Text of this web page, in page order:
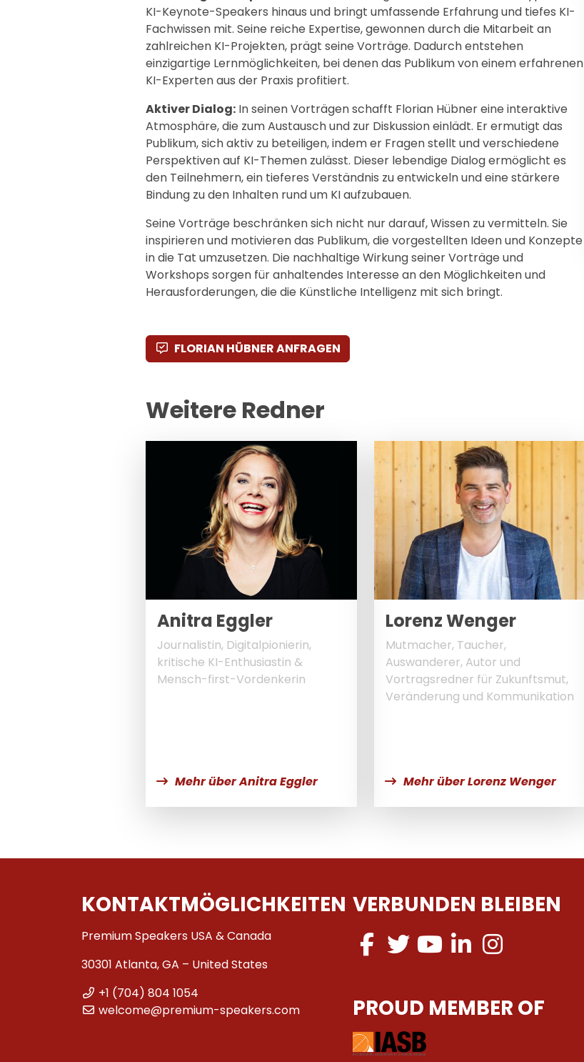
KI-Keynote-Speakers hinaus und bringt umfassende Erfahrung und tiefes KI-
Fachwissen mit. Seine reiche Expertise, gewonnen durch die Mitarbeit an
zahlreichen KI-Projekten, prägt seine Vorträge. Dadurch entstehen
einzigartige Lernmöglichkeiten, bei denen das Publikum von einem erfahrenen
KI-Experten aus der Praxis profitiert.
Aktiver Dialog: In seinen Vorträgen schafft Florian Hübner eine interaktive
Atmosphäre, die zum Austausch und zur Diskussion einlädt. Er ermutigt das
Publikum, sich aktiv zu beteiligen, indem er Fragen stellt und verschiedene
Perspektiven auf KI-Themen zulässt. Dieser lebendige Dialog ermöglicht es
den Teilnehmern, ein tieferes Verständnis zu entwickeln und eine stärkere
Bindung zu den Inhalten rund um KI aufzubauen.
Seine Vorträge beschränken sich nicht nur darauf, Wissen zu vermitteln. Sie
inspirieren und motivieren das Publikum, die vorgestellten Ideen und Konzepte
in die Tat umzusetzen. Die nachhaltige Wirkung seiner Vorträge und
Workshops sorgen für anhaltendes Interesse an den Möglichkeiten und
Herausforderungen, die die Künstliche Intelligenz mit sich bringt.
FLORIAN HÜBNER ANFRAGEN
Weitere Redner
Anitra Eggler
Journalistin, Digitalpionierin,
kritische KI-Enthusiastin &
Mensch-first-Vordenkerin
Mehr über Anitra Eggler
Lorenz Wenger
Mutmacher, Taucher,
Auswanderer, Autor und
Vortragsredner für Zukunftsmut,
Veränderung und Kommunikation
Mehr über Lorenz Wenger
KONTAKTMÖGLICHKEITEN
Premium Speakers USA & Canada
30301 Atlanta, GA – United States
+1 (704) 804 1054
welcome@premium-speakers.com
VERBUNDEN BLEIBEN
PROUD MEMBER OF